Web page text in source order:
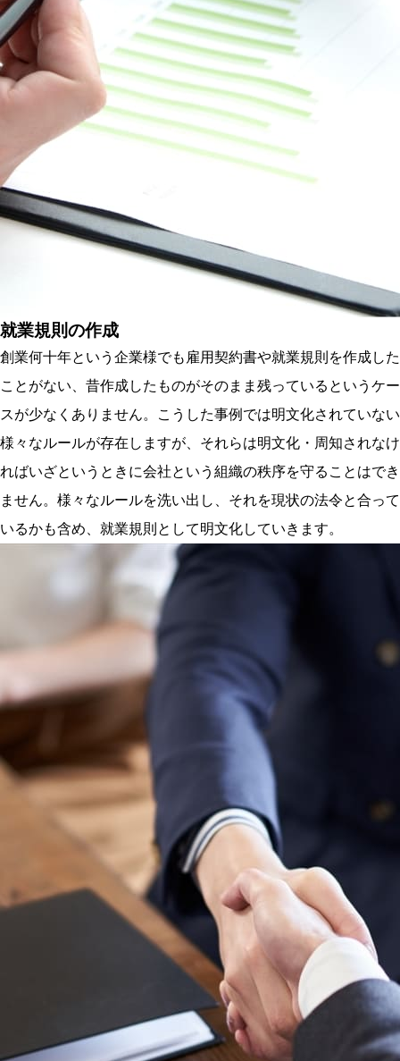
就業規則の作成
創業何十年という企業様でも雇用契約書や就業規則を作成した
ことがない、昔作成したものがそのまま残っているというケー
スが少なくありません。こうした事例では明文化されていない
様々なルールが存在しますが、それらは明文化・周知されなけ
ればいざというときに会社という組織の秩序を守ることはでき
ません。様々なルールを洗い出し、それを現状の法令と合って
いるかも含め、就業規則として明文化していきます。